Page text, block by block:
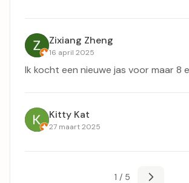
Zixiang Zheng
16 april 2025
Ik kocht een nieuwe jas voor maar 8
Kitty Kat
27 maart 2025
1 / 5